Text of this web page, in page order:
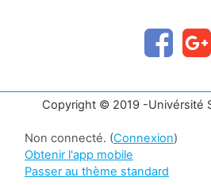
Copyright © 2019 -Univérsité
Non connecté. (Connexion)
Obtenir l'app mobile
Passer au thème standard